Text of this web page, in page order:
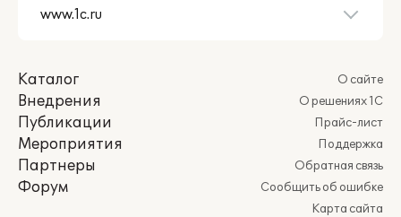
Каталог
Внедрения
Публикации
Мероприятия
Партнеры
Форум
О сайте
О решениях 1С
Прайс-лист
Поддержка
Обратная связь
Сообщить об ошибке
Карта сайта